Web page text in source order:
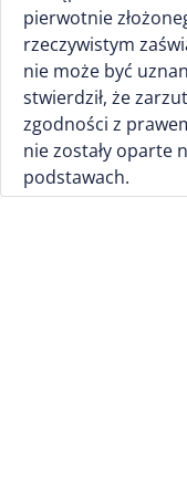
pierwotnie
rzeczywistym
nie może być
stwierdził, że
zgodności z
nie zostały oparte
podstawach.